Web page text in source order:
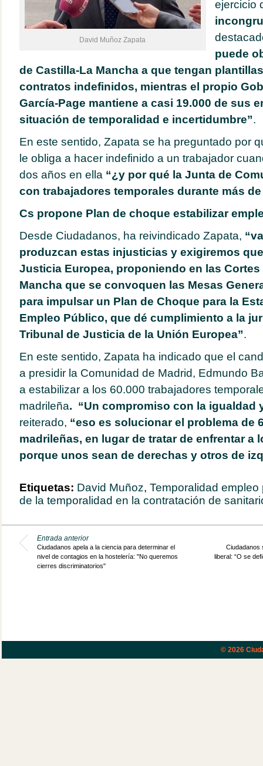
David Muñoz Zapata
ejercicio
puede
de Castilla-La Mancha a que tengan
contratos indefinidos, mientras el propio
García-Page mantiene a casi 19.000 de sus
situación de temporalidad e incertidumbre”.
En este sentido, Zapata se ha preguntado por
le obliga a hacer indefinido a un trabajador
dos años en ella “¿y por qué la Junta de
con trabajadores temporales durante más
Cs propone Plan de choque estabilizar
Desde Ciudadanos, ha reivindicado Zapata,
produzcan estas injusticias y exigiremos
Justicia Europea, proponiendo en las Cortes
Mancha que se convoquen las Mesas
para impulsar un Plan de Choque para la
Empleo Público, que dé cumplimiento a la
Tribunal de Justicia de la Unión Europea”.
En este sentido, Zapata ha indicado que el
a presidir la Comunidad de Madrid, Edmundo
a estabilizar a los 60.000 trabajadores
madrileña. “Un compromiso con la igualdad
reiterado, “eso es solucionar el problema de
madrileñas, en lugar de tratar de enfrentar a
porque unos sean de derechas y otros de
Etiquetas: David Muñoz, Temporalidad empleo
de la temporalidad en la contratación de
Entrada anterior
Ciudadanos apela a la ciencia para determinar el
nivel de contagios en la hostelería: "No queremos
cierres discriminatorios"
Ciudadanos
liberal: “O se
© 2026